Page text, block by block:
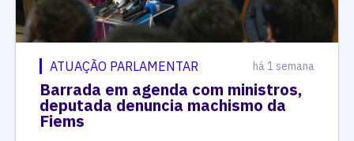
ATUAÇÃO PARLAMENTAR há 1 semana
Barrada em agenda com ministros,
deputada denuncia machismo da
Fiems